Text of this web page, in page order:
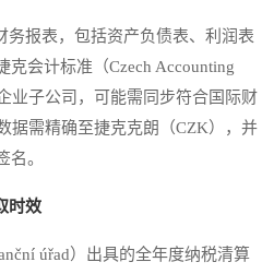
报表，包括资产负债表、利润表
克会计标准（Czech Accounting
业子公司，可能需同步符合国际财
据需精确至捷克克朗（CZK），并
名。
时效
úřad）出具的全年度纳税清算